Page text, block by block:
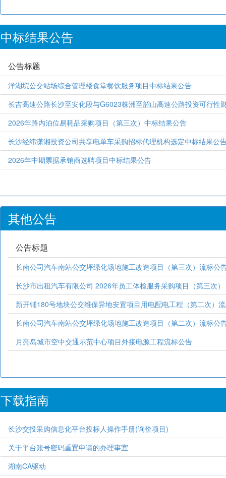
中标结果公告
公告标题
洋湖垸公交站场综合管理楼食堂餐饮服务项目中标结果公告
长吉高速公路长沙至安化段与G6023株洲至韶山高速公路投资可行性
2026年路内泊位易耗品采购项目（第三次）中标结果公告
长沙经纬潇湘投资公司共享电单车采购招标代理机构选定中标结果公
2026年中期票据承销商选聘项目中标结果公告
其他公告
公告标题
长南公司汽车南站公交坪绿化场地施工改造项目（第三次）流标公
长沙市出租汽车有限公司 2026年员工体检服务采购项目（第三次
新开铺180号地块公交维保异地安置项目用电配电工程（第二次）
长南公司汽车南站公交坪绿化场地施工改造项目（第二次）流标公
月亮岛城市空中交通示范中心项目外接电源工程流标公告
下载指南
长沙交投采购信息化平台投标人操作手册(询价项目)
关于平台账号密码重置申请的办理事宜
湖南CA驱动